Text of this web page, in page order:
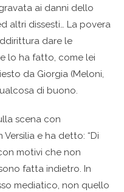
ai danni dello
altri dissesti… La povera
dare le
lo ha fatto, come lei
da Giorgia (Meloni,
di buono.
scena con
Versilia e ha detto: “Di
motivi che non
fatta indietro. In
mediatico, non quello